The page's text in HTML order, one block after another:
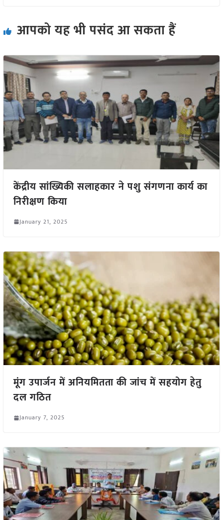
आपको यह भी पसंद आ सकता हैं
केंद्रीय सांख्यिकी सलाहकार ने पशु संगणना कार्य का
निरीक्षण किया
January 21, 2025
मूंग उपार्जन में अनियमितता की जांच में सहयोग हेतु
दल गठित
January 7, 2025